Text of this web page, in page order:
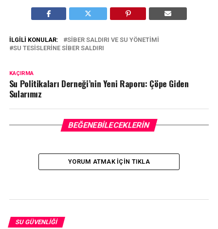
İLGILI KONULAR:
SIBER SALDIRI VE SU YÖNETIMI
SU TESISLERINE SIBER SALDIRI
KAÇIRMA
Su Politikaları Derneği’nin Yeni Raporu: Çöpe Giden
Sularımız
BEĞENEBILECEKLERIN
YORUM ATMAK IÇIN TIKLA
SU GÜVENLIĞI